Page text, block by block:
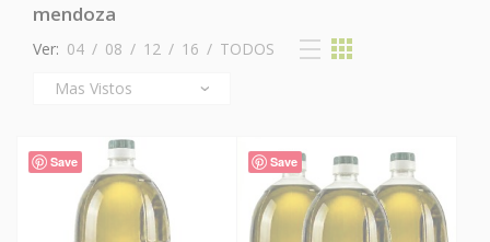
mendoza
Ver: 04 / 08 / 12 / 16 / TODOS
Save Save